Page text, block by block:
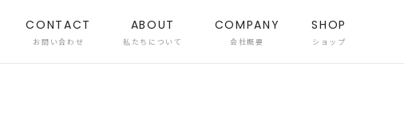
CONTACT
お問い合わせ
ABOUT
私たちについて
COMPANY
会社概要
SHOP
ショップ